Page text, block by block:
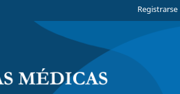
Registrarse